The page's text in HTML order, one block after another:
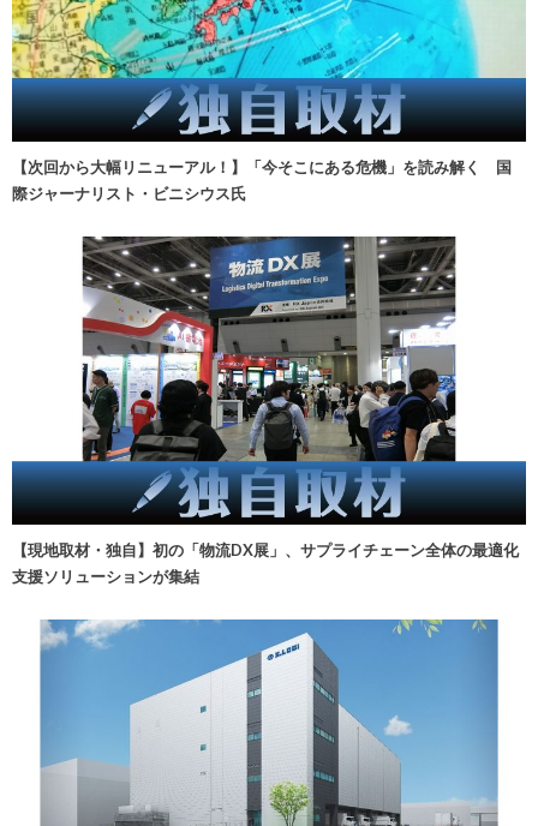
【次回から大幅リニューアル！】「今そこにある危機」を読み解く 国
際ジャーナリスト・ビニシウス氏
【現地取材・独自】初の「物流DX展」、サプライチェーン全体の最適化
支援ソリューションが集結